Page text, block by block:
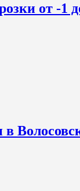
от -1
в